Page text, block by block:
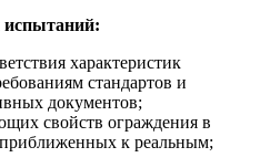
испытаний:
характеристик
стандартов и
документов;
свойств ограждения в
к реальным;